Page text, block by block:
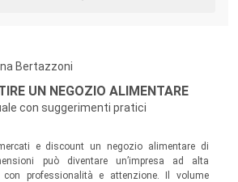
sono impegnati per innovare
Bertazzoni
UN NEGOZIO ALIMENTARE
con suggerimenti pratici
e discount un negozio alimentare di
può diventare un’impresa ad alta
professionalità e attenzione. Il volume